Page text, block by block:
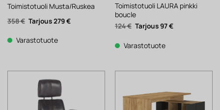
Toimistotuoli Musta/Ruskea
358€ Alkuperäinen
hinta
358 €.
279€Nykyinen
Varastotuote
Toimistotuoli LAURA pinkki
boucle
124€ Alkuperäinen
hinta
124 €.
97€Nykyinen
Varastotuote